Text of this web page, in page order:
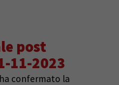
post
11-2023
ha confermato la